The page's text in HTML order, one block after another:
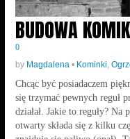
BUDOWA
0
by Magdalena • Kominki
Chcąc być posiadaczem
się trzymać pewnych reguł
działał. Jakie to reguły?
otwarty składa się z kilku